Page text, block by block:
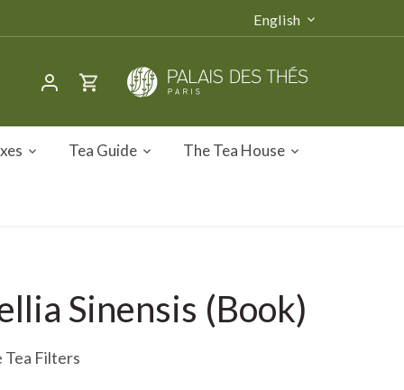
Language
English
Tea Guide The Tea House
Sinensis (Book)
Tea Filters